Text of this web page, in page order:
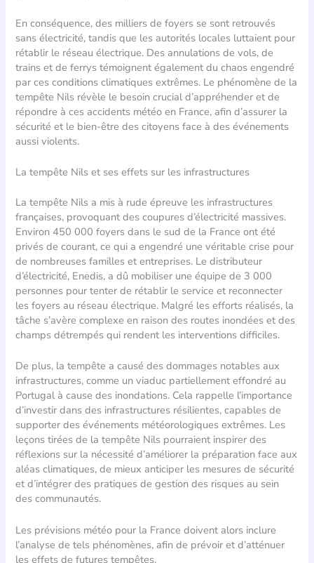
En conséquence, des milliers de foyers se sont retrouvés
sans électricité, tandis que les autorités locales luttaient pour
rétablir le réseau électrique. Des annulations de vols, de
trains et de ferrys témoignent également du chaos engendré
par ces conditions climatiques extrêmes. Le phénomène de la
tempête Nils révèle le besoin crucial d’appréhender et de
répondre à ces accidents météo en France, afin d’assurer la
sécurité et le bien-être des citoyens face à des événements
aussi violents.
La tempête Nils et ses effets sur les infrastructures
La tempête Nils a mis à rude épreuve les infrastructures
françaises, provoquant des coupures d’électricité massives.
Environ 450 000 foyers dans le sud de la France ont été
privés de courant, ce qui a engendré une véritable crise pour
de nombreuses familles et entreprises. Le distributeur
d’électricité, Enedis, a dû mobiliser une équipe de 3 000
personnes pour tenter de rétablir le service et reconnecter
les foyers au réseau électrique. Malgré les efforts réalisés, la
tâche s’avère complexe en raison des routes inondées et des
champs détrempés qui rendent les interventions difficiles.
De plus, la tempête a causé des dommages notables aux
infrastructures, comme un viaduc partiellement effondré au
Portugal à cause des inondations. Cela rappelle l’importance
d’investir dans des infrastructures résilientes, capables de
supporter des événements météorologiques extrêmes. Les
leçons tirées de la tempête Nils pourraient inspirer des
réflexions sur la nécessité d’améliorer la préparation face aux
aléas climatiques, de mieux anticiper les mesures de sécurité
et d’intégrer des pratiques de gestion des risques au sein
des communautés.
Les prévisions météo pour la France doivent alors inclure
l’analyse de tels phénomènes, afin de prévoir et d’atténuer
les effets de futures tempêtes.